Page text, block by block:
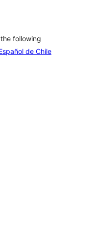
following
de Chile